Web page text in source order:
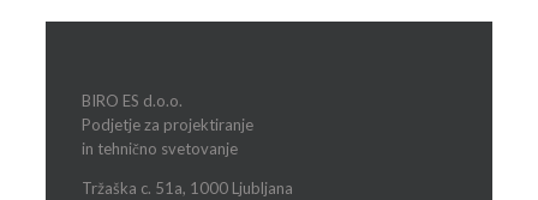
BIRO ES d.o.o.
Podjetje za projektiranje
in tehnično svetovanje
Tržaška c. 51a, 1000 Ljubljana